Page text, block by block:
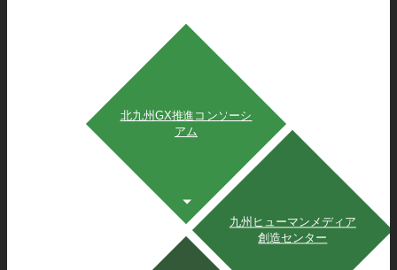
北九州GX推進コンソーシ
アム
九州ヒューマンメディア
創造センター